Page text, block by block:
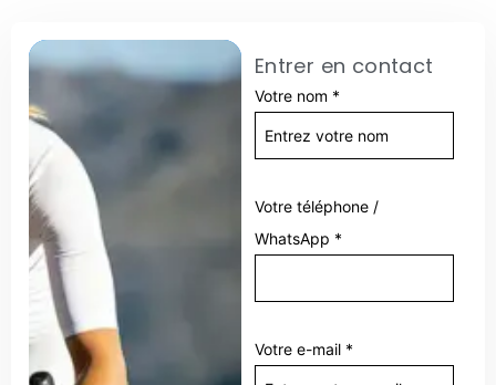
Entrer en contact
Votre nom *
Votre téléphone /
WhatsApp *
Votre e-mail *